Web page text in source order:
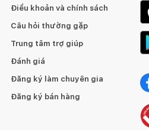
Điều khoản và chính sách
Câu hỏi thường gặp
Trung tâm trợ giúp
Đánh giá
Đăng ký làm chuyên gia
Đăng ký bán hàng